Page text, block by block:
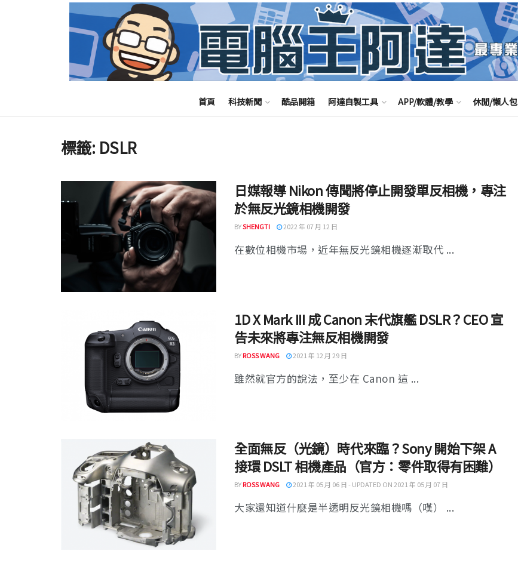
首頁 科技新聞 酷品開箱 阿達自製工具 APP/軟體/教學 休閒/懶人包
標籤: DSLR
日媒報導 Nikon 傳聞將停止開發單反相機，專注
於無反光鏡相機開發
BYSHENGTI 2022 年 07 月 12 日
在數位相機市場，近年無反光鏡相機逐漸取代 ...
1D X Mark III 成 Canon 末代旗艦 DSLR？CEO 宣
告未來將專注無反相機開發
BYROSS WANG 2021 年 12 月 29 日
雖然就官方的說法，至少在 Canon 這 ...
全面無反（光鏡）時代來臨？Sony 開始下架 A
接環 DSLT 相機產品（官方：零件取得有困難）
BYROSS WANG 2021 年 05 月 06 日 - UPDATED ON 2021 年 05 月 07 日
大家還知道什麼是半透明反光鏡相機嗎（嘆） ...